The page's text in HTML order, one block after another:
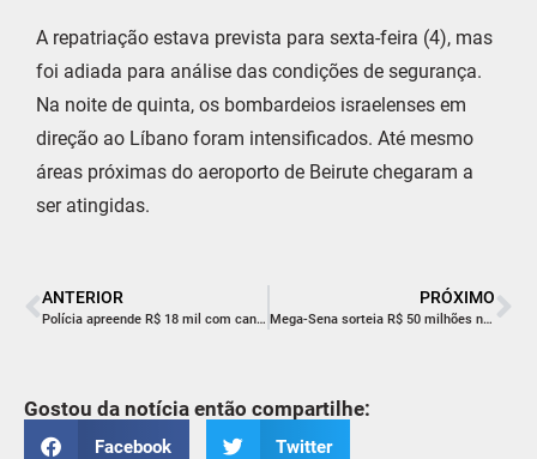
A repatriação estava prevista para sexta-feira (4), mas
foi adiada para análise das condições de segurança.
Na noite de quinta, os bombardeios israelenses em
direção ao Líbano foram intensificados. Até mesmo
áreas próximas do aeroporto de Beirute chegaram a
ser atingidas.
ANTERIOR
Polícia apreende R$ 18 mil com candidato a vice-prefeito de Laguna
PRÓXIMO
Mega-Sena sorteia R$ 50 milhões na noite deste sábado
Gostou da notícia então compartilhe:
Facebook Twitter